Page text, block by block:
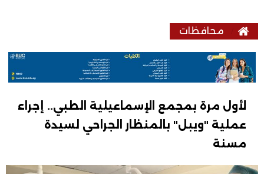
محافظات
لأول مرة بمجمع الإسماعيلية الطبي.. إجراء
عملية "ويبل" بالمنظار الجراحي لسيدة
مسنة